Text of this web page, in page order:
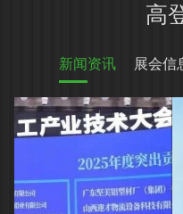
高
新闻资讯 展会信